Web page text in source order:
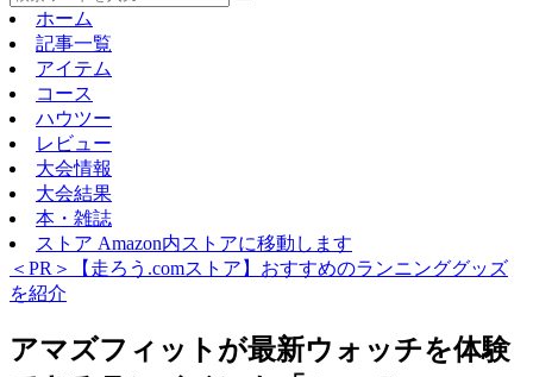
ホーム
記事一覧
アイテム
コース
ハウツー
レビュー
大会情報
大会結果
本・雑誌
ストア Amazon内ストアに移動します
＜PR＞【走ろう.comストア】おすすめのランニンググッズ
を紹介
アマズフィットが最新ウォッチを体験